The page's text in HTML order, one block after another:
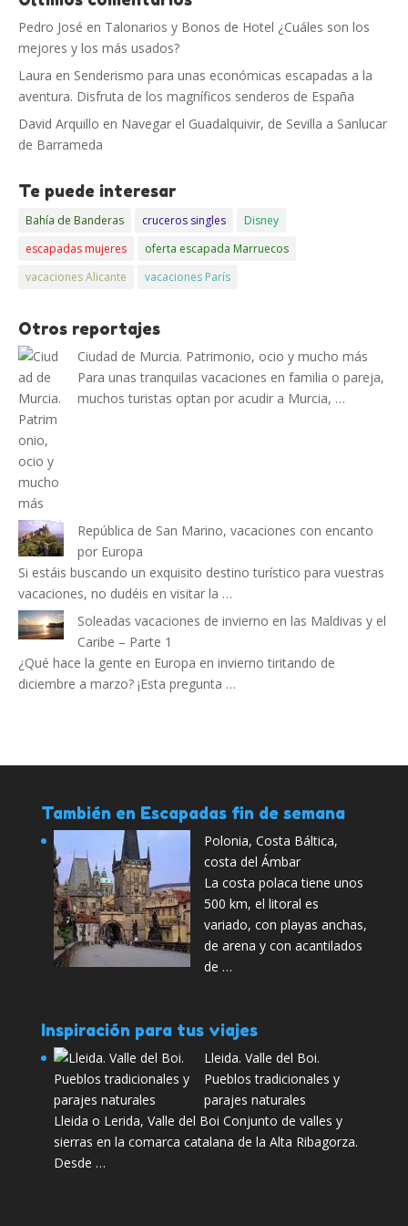
Pedro José en Talonarios y Bonos de Hotel ¿Cuáles son los
mejores y los más usados?
Laura en Senderismo para unas económicas escapadas a la
aventura. Disfruta de los magníficos senderos de España
David Arquillo en Navegar el Guadalquivir, de Sevilla a Sanlucar
de Barrameda
Te puede interesar
Bahía de Banderas cruceros singles
Disney
escapadas mujeres
oferta escapada Marruecos
vacaciones Alicante
vacaciones París
Otros reportajes
Ciudad de Murcia. Patrimonio, ocio y mucho más
Para unas tranquilas vacaciones en familia o pareja,
muchos turistas optan por acudir a Murcia, …
República de San Marino, vacaciones con encanto
por Europa
Si estáis buscando un exquisito destino turístico para vuestras
vacaciones, no dudéis en visitar la …
Soleadas vacaciones de invierno en las Maldivas y el
Caribe – Parte 1
¿Qué hace la gente en Europa en invierno tiritando de
diciembre a marzo? ¡Esta pregunta …
También en Escapadas fin de semana
Polonia, Costa Báltica,
costa del Ámbar
La costa polaca tiene unos
500 km, el litoral es
variado, con playas anchas,
de arena y con acantilados
de …
Inspiración para tus viajes
Lleida. Valle del Boi.
Pueblos tradicionales y
parajes naturales
Lleida o Lerida, Valle del Boi Conjunto de valles y
sierras en la comarca catalana de la Alta Ribagorza.
Desde …